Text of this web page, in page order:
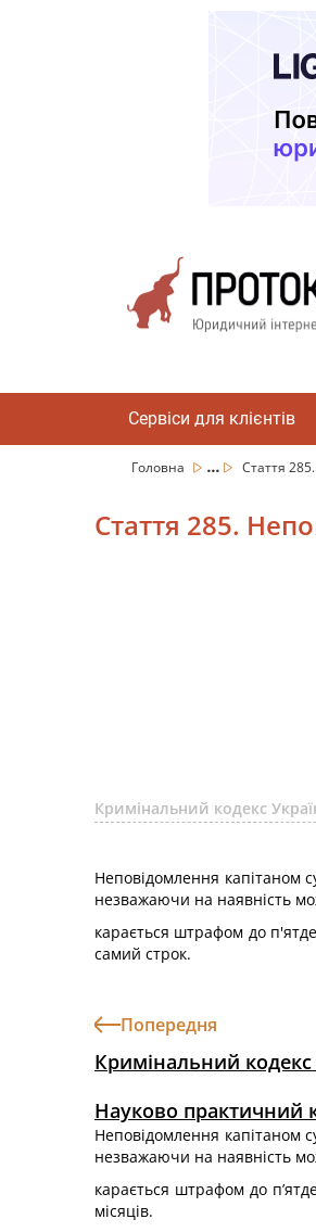
Сервіси для клієнтів
Головна ... Стаття
Стаття 285.
Кримінальний кодекс
Неповідомлення капітаном
незважаючи на наявність
карається штрафом до
самий строк.
Попередня
Кримінальний кодекс
Науково практичний
Неповідомлення капітаном
незважаючи на наявність
карається штрафом до
місяців.